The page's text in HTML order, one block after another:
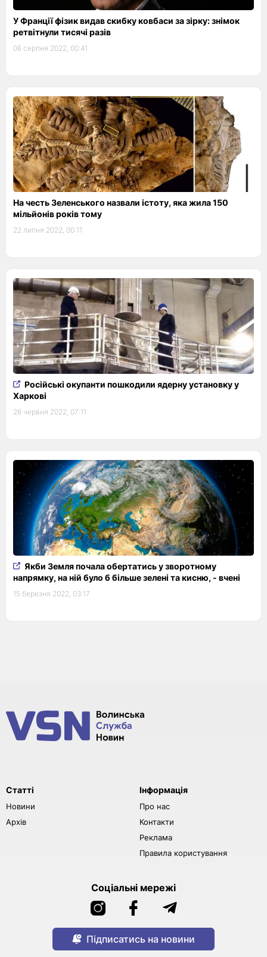
У Франції фізик видав скибку ковбаси за зірку: знімок
ретвітнули тисячі разів
06 серпня 2022, 00:41
На честь Зеленського назвали істоту, яка жила 150
мільйонів років тому
22 липня 2022, 00:11
Російські окупанти пошкодили ядерну установку у
Харкові
26 червня 2022, 07:11
Якби Земля почала обертатись у зворотному
напрямку, на ній було б більше зелені та кисню, - вчені
15 березня 2022, 03:17
Статті
Новини
Архів
Інформація
Про нас
Контакти
Реклама
Правила користування
Соціальні мережі
Підписатись на новини